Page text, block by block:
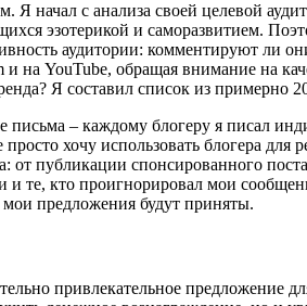
Я начал с анализа своей целевой
эзотерикой и саморазвитием.
аудитории: комментируют ли
на YouTube, обращая внимание на
Я составил список из примерно
– каждому блогеру я писал
хочу использовать блогера
от публикации спонсированного
и те, кто проигнорировал мои
мои предложения будут приняты.
привлекательное предложение